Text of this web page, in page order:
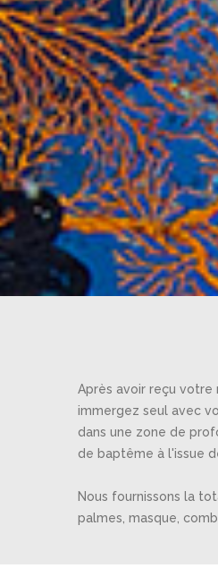
Après avoir reçu
immergez seul avec
dans une zone de
de baptême à l'issue
Nous fournissons la
palmes, masque,